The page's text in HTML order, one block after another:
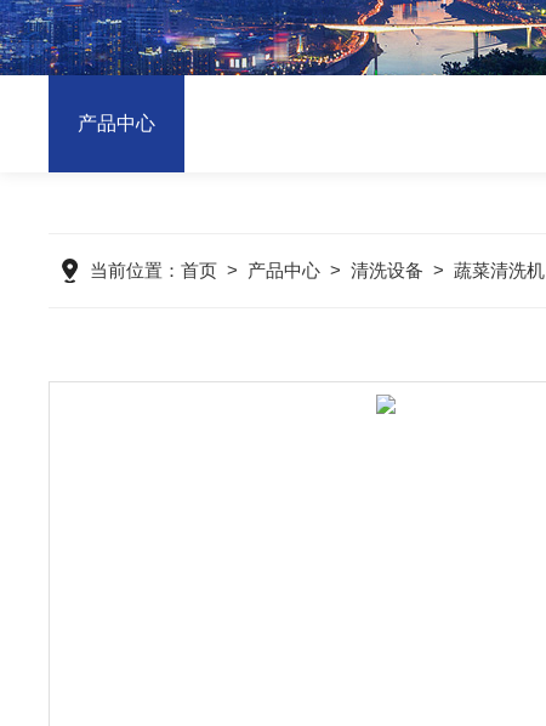
产品中心
当前位置：首页 > 产品中心 >清洗设备 >蔬菜清洗机